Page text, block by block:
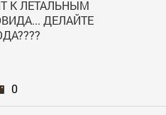
К ЛЕТАЛЬНЫМ
ДЕЛАЙТЕ
0